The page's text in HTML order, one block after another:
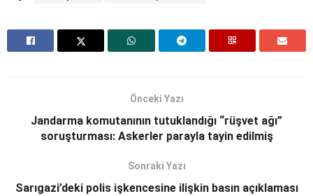
Önceki Yazı
Jandarma komutanının tutuklandığı “rüşvet ağı”
soruşturması: Askerler parayla tayin edilmiş
Sonraki Yazı
Sarıgazi’deki polis işkencesine ilişkin basın açıklaması